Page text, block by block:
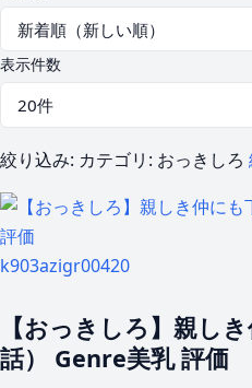
表示件数
絞り込み: カテゴリ: おっきしろ
k903azigr00420
【おっきしろ】親し
話） Genre美乳 評価